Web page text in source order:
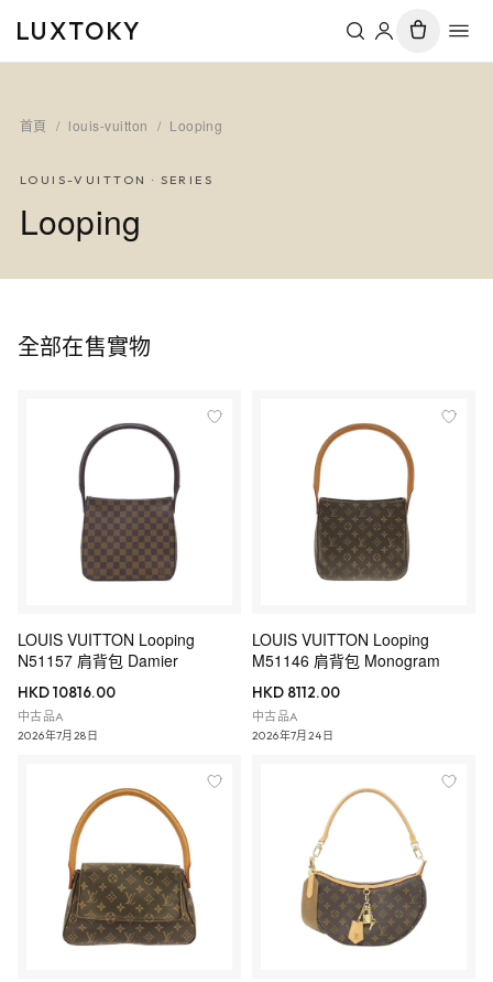
LUXTOKY
首頁 / louis-vuitton / Looping
LOUIS-VUITTON · SERIES
Looping
全部在售實物
LOUIS VUITTON Looping
N51157 肩背包 Damier
HKD 10816.00
中古品A
2026年7月28日
LOUIS VUITTON Looping
M51146 肩背包 Monogram
HKD 8112.00
中古品A
2026年7月24日